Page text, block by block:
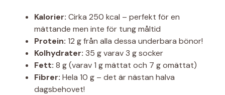
Kalorier: Cirka 250 kcal – perfekt för en
mättande men inte för tung måltid
Protein: 12 g från alla dessa underbara bönor!
Kolhydrater: 35 g varav 3 g socker
Fett: 8 g (varav 1 g mättat och 7 g omättat)
Fibrer: Hela 10 g – det är nästan halva
dagsbehovet!